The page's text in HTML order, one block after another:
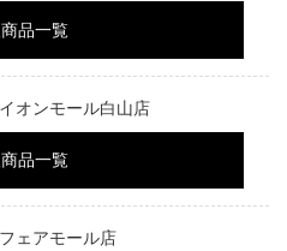
品一覧
オンモール白山店
品一覧
ェアモール店